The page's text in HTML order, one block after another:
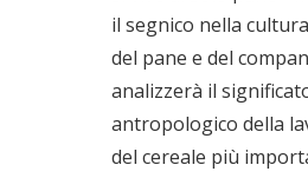
il segnico nella
del pane e del
analizzerà il
antropologico della
del cereale più